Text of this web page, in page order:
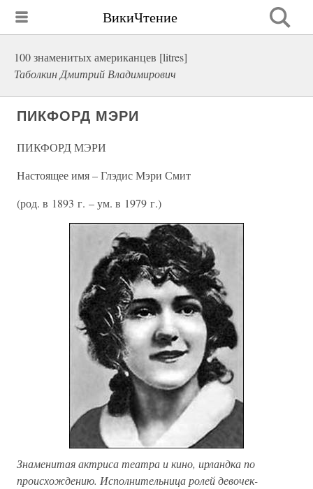
ВикиЧтение
100 знаменитых американцев [litres]
Таболкин Дмитрий Владимирович
ПИКФОРД МЭРИ
ПИКФОРД МЭРИ
Настоящее имя – Глэдис Мэри Смит
(род. в 1893 г. – ум. в 1979 г.)
Знаменитая актриса театра и кино, ирландка по
происхождению. Исполнительница ролей девочек-